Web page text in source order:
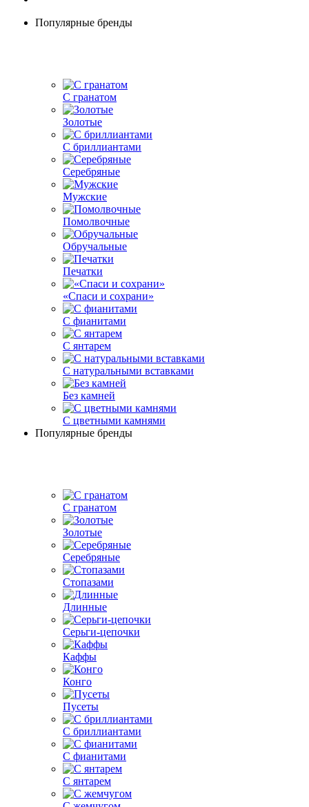
Популярные бренды
С гранатом
Золотые
С бриллиантами
Серебряные
Мужские
Помолвочные
Обручальные
Печатки
«Спаси и сохрани»
С фианитами
С янтарем
С натуральными вставками
Без камней
С цветными камнями
Популярные бренды
С гранатом
Золотые
Серебряные
Стопазами
Длинные
Серьги-цепочки
Каффы
Конго
Пусеты
С бриллиантами
С фианитами
С янтарем